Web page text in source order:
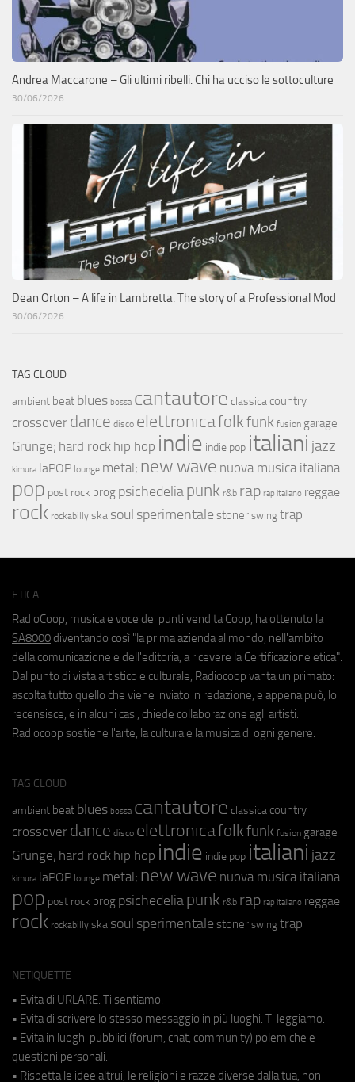
Andrea Maccarone – Gli ultimi ribelli. Chi ha ucciso le sottoculture
30/06/2026
Dean Orton – A life in Lambretta. The story of a Professional Mod
30/06/2026
TAG CLOUD
ambient beat blues bossa cantautore classica country
crossover dance disco elettronicafolkfunk fusion garage
Grunge; hard rock hip hop indie indie pop italiani jazz
kimura laPOP lounge metal; new wave nuova musica italiana
pop post rock prog psichedeliapunk r&b rap rap italiano reggae
rock rockabilly ska soul sperimentale stoner swing trap
ETICA
RadioCoop, musica e voce dei punti vendita Coop, ha ottenuto la
SA8000 diventando così "la prima azienda al mondo, nell'ambito
della comunicazione e dell'editoria, a ricevere la Certificazione etica".
Dal punto di vista artistico e culturale, Radiocoop vanta un primato:
ascolta tutto quello che viene inviato in redazione, e appena può, lo
recensisce, e in alcuni casi, chiede collaborazione agli artisti.
Radiocoop sostiene l'arte, la cultura e la musica di ogni genere.
TAG CLOUD
ambient beat blues bossa cantautore classica country
crossover dance disco elettronicafolkfunk fusion garage
Grunge; hard rock hip hop indie indie pop italiani jazz
kimura laPOP lounge metal; new wave nuova musica italiana
pop post rock prog psichedeliapunk r&b rap rap italiano reggae
rock rockabilly ska soul sperimentale stoner swing trap
NETIQUETTE
• Evita di URLARE. Ti sentiamo.
• Evita di scrivere lo stesso messaggio in più luoghi. Ti leggiamo.
• Evita in luoghi pubblici (forum, chat, community) polemiche e
questioni personali.
• Rispetta le idee altrui, le religioni e razze diverse dalla tua, non